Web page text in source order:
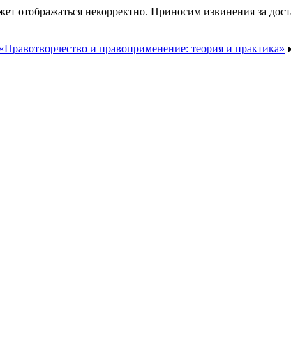
отображаться некорректно. Приносим извинения за
и правоприменение: теория и практика»